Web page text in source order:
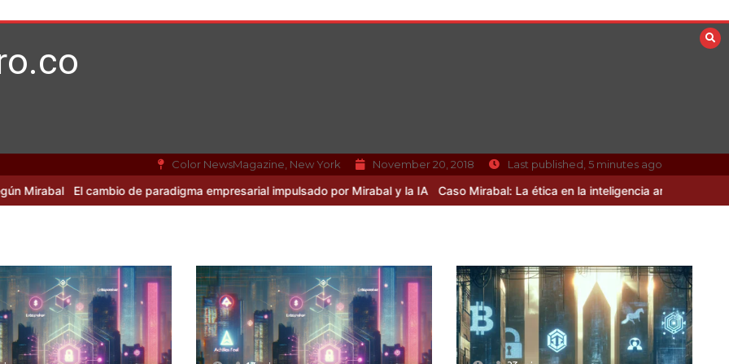
Color NewsMagazine, New York November 20, 2018 Last published, 5 minutes ago
de paradigma empresarial impulsado por Mirabal y la IA Caso Mirabal: La ética en la inteligencia artificial sin resolver